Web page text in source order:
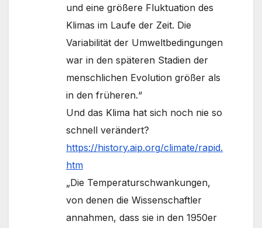
und eine größere Fluktuation des
Klimas im Laufe der Zeit. Die
Variabilität der Umweltbedingungen
war in den späteren Stadien der
menschlichen Evolution größer als
in den früheren.“
Und das Klima hat sich noch nie so
schnell verändert?
https://history.aip.org/climate/rapid.
htm
„Die Temperaturschwankungen,
von denen die Wissenschaftler
annahmen, dass sie in den 1950er